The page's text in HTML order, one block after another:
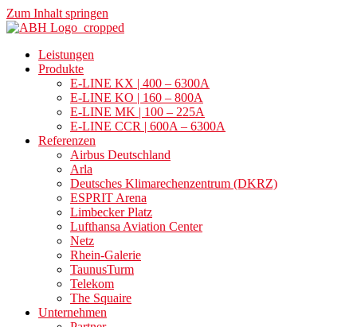
Zum Inhalt springen
Leistungen
Produkte
E-LINE KX | 400 – 6300A
E-LINE KO | 160 – 800A
E-LINE MK | 100 – 225A
E-LINE CCR | 600A – 6300A
Referenzen
Airbus Deutschland
Arla
Deutsches Klimarechenzentrum (DKRZ)
ESPRIT Arena
Limbecker Platz
Lufthansa Aviation Center
Netz
Rhein-Galerie
TaunusTurm
Telekom
The Squaire
Unternehmen